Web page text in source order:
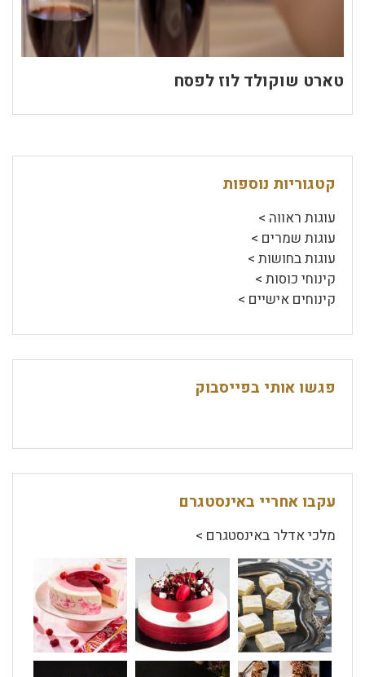
טארט שוקולד לוז לפסח
קטגוריות נוספות
עוגות ראווה >
עוגות שמרים >
עוגות בחושות >
קינוחי כוסות >
קינוחים אישיים >
פגשו אותי בפייסבוק
עקבו אחריי באינסטגרם
מלכי אדלר באינסטגרם >